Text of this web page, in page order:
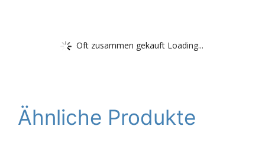
Oft zusammen gekauft Loading...
Ähnliche Produkte